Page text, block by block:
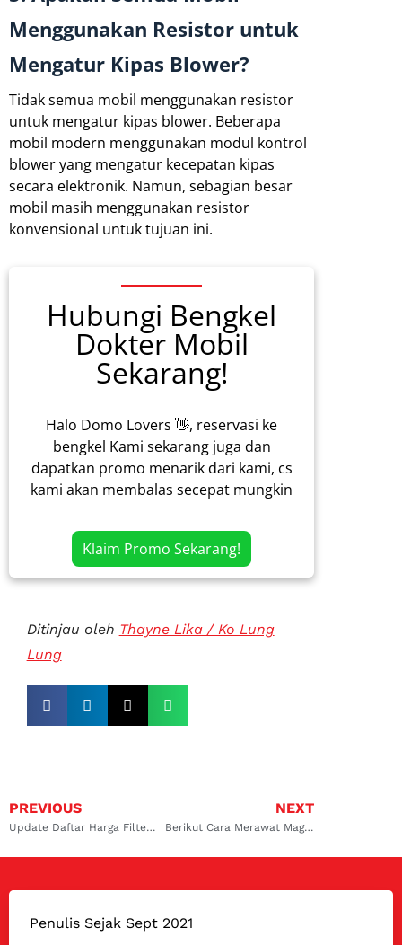
Menggunakan Resistor untuk
Mengatur Kipas Blower?
Tidak semua mobil menggunakan resistor
untuk mengatur kipas blower. Beberapa
mobil modern menggunakan modul kontrol
blower yang mengatur kecepatan kipas
secara elektronik. Namun, sebagian besar
mobil masih menggunakan resistor
konvensional untuk tujuan ini.
Hubungi Bengkel
Dokter Mobil
Sekarang!
Halo Domo Lovers 👋, reservasi ke
bengkel Kami sekarang juga dan
dapatkan promo menarik dari kami, cs
kami akan membalas secepat mungkin
Klaim Promo Sekarang!
Ditinjau oleh Thayne Lika / Ko Lung
Lung
PREVIOUS
Update Daftar Harga Filter AC Mobil Vios
NEXT
Berikut Cara Merawat Magnetic Clutch AC Mobil yang Wajib Diketahui!
Penulis Sejak Sept 2021